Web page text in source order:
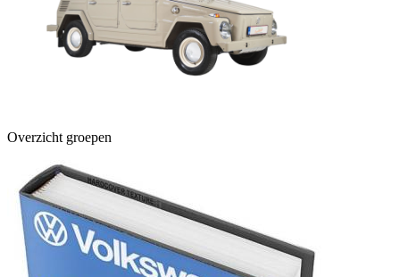
Overzicht groepen